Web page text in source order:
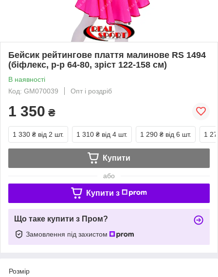
Бейсик рейтингове плаття малинове RS 1494
(біфлекс, р-р 64-80, зріст 122-158 см)
В наявності
Код: GM070039
Опт і роздріб
1 350 ₴
1 330 ₴ від 2 шт. 1 310 ₴ від 4 шт. 1 290 ₴ від 6 шт. 1
Купити
або
Купити з
Що таке купити з Пром?
Замовлення під захистом
Розмір